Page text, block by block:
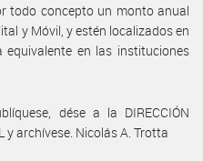
todo concepto un monto anual
y Móvil, y estén localizados en
en las instituciones
dése a la DIRECCIÓN
y archívese. Nicolás A. Trotta